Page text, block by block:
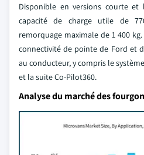
Disponible en versions courte
capacité de charge utile de
remorquage maximale de 1 400
connectivité de pointe de Ford et
au conducteur, y compris le
et la suite Co-Pilot360.
Analyse du marché des